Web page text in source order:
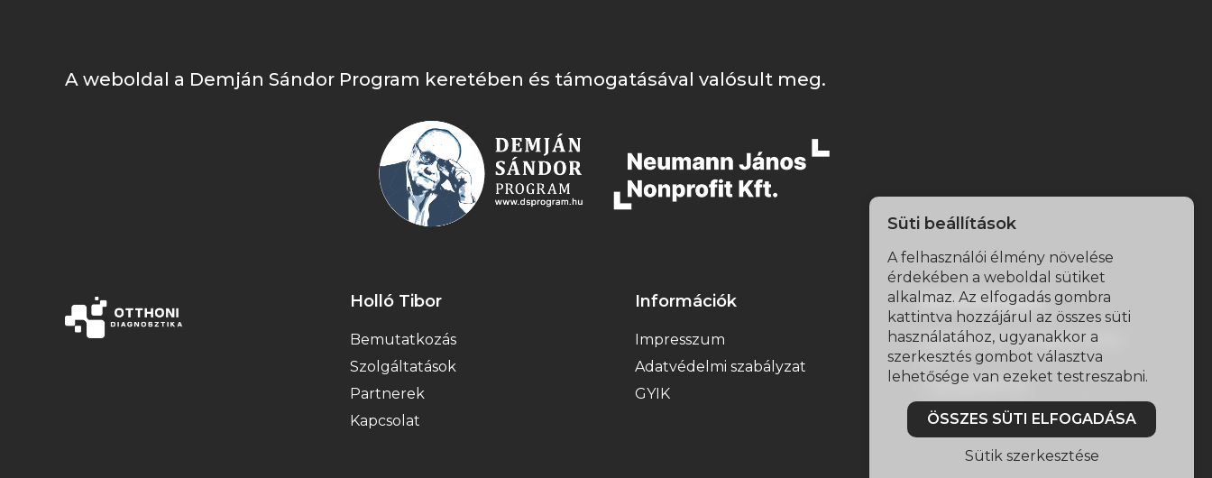
A weboldal a Demján Sándor Program keretében és támogatásával valósult meg.
Holló Tibor
Bemutatkozás
Szolgáltatások
Partnerek
Kapcsolat
Információk
Impresszum
Adatvédelmi szabályzat
GYIK
Elérhetőségek
2458 Kulcs, Gyöngysor utca
11/1.
+36306099749
info@otthonidiagnosztika.hu
Süti beállítások
A felhasználói élmény növelése
érdekében a weboldal sütiket
alkalmaz. Az elfogadás gombra
kattintva hozzájárul az összes süti
használatához, ugyanakkor a
szerkesztés gombot választva
lehetősége van ezeket testreszabni.
ÖSSZES SÜTI ELFOGADÁSA
Sütik szerkesztése